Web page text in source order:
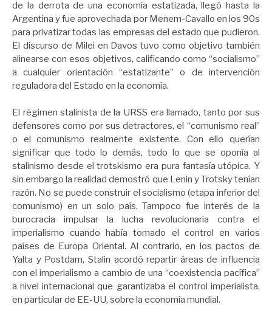
de la derrota de una economía estatizada, llegó hasta la
Argentina y fue aprovechada por Menem-Cavallo en los 90s
para privatizar todas las empresas del estado que pudieron.
El discurso de Milei en Davos tuvo como objetivo también
alinearse con esos objetivos, calificando como “socialismo”
a cualquier orientación “estatizante” o de intervención
reguladora del Estado en la economía.
El régimen stalinista de la URSS era llamado, tanto por sus
defensores como por sus detractores, el “comunismo real”
o el comunismo realmente existente. Con ello querían
significar que todo lo demás, todo lo que se oponía al
stalinismo desde el trotskismo era pura fantasía utópica. Y
sin embargo la realidad demostró que Lenin y Trotsky tenían
razón. No se puede construir el socialismo (etapa inferior del
comunismo) en un solo país. Tampoco fue interés de la
burocracia impulsar la lucha revolucionaria contra el
imperialismo cuando había tomado el control en varios
países de Europa Oriental. Al contrario, en los pactos de
Yalta y Postdam, Stalin acordó repartir áreas de influencia
con el imperialismo a cambio de una “coexistencia pacífica”
a nivel internacional que garantizaba el control imperialista,
en particular de EE-UU, sobre la economía mundial.